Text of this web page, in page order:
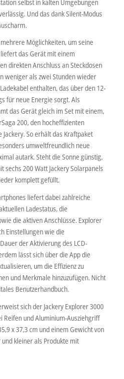
selbst in kalten Umgebungen
Und das dank Silent-Modus
Möglichkeiten, um seine
das Gerät mit einem
direkten Anschluss an Steckdosen
weniger als zwei Stunden wieder
enthalten, das über den 12-
für neue Energie sorgt. Als
das Gerät gleich im Set mit einem,
200, den hocheffizienten
So erhält das Kraftpaket
umweltfreundlich neue
autark. Steht die Sonne günstig,
sechs 200 Watt Jackery Solarpanels
komplett gefüllt.
liefert dabei zahlreiche
Ladestatus, die
die aktiven Anschlüsse. Explorer
Einstellungen wie die
der Aktivierung des LCD-
lässt sich über die App die
um die Effizienz zu
und Merkmale hinzuzufügen. Nicht
Benutzerhandbuch.
sich der Jackery Explorer 3000
Reifen und Aluminium-Ausziehgriff
x 37,3 cm und einem Gewicht von
kleiner als Produkte mit